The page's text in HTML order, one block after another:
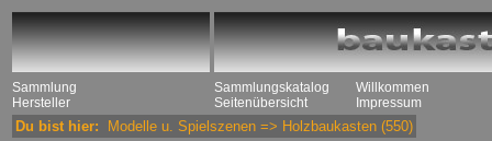
Sammlung
Hersteller
Sammlungskatalog
Seitenübersicht
Willkommen
Impressum
Du bist hier: Modelle u. Spielszenen => Holzbaukasten (550)